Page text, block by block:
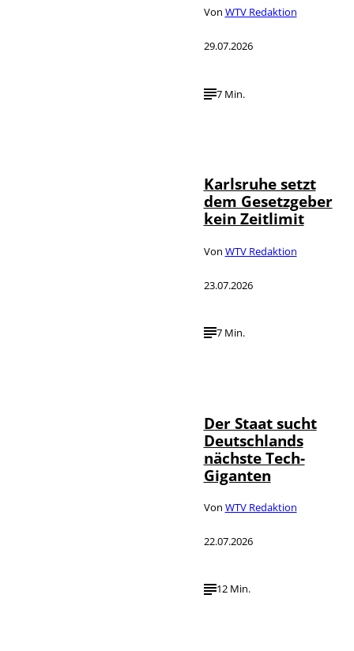
Von WTV Redaktion
29.07.2026
7 Min.
Karlsruhe setzt
dem Gesetzgeber
kein Zeitlimit
Von WTV Redaktion
23.07.2026
7 Min.
Der Staat sucht
Deutschlands
nächste Tech-
Giganten
Von WTV Redaktion
22.07.2026
12 Min.